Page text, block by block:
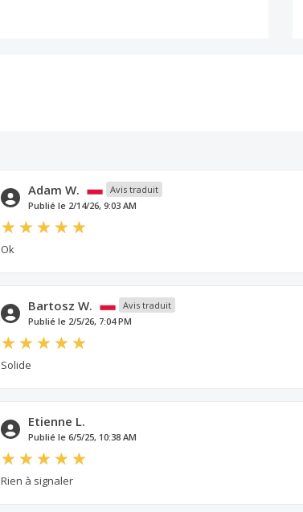
Adam W.
Avis traduit
Publié le 2/14/26, 9:03 AM
Ok
Bartosz W.
Avis traduit
Publié le 2/5/26, 7:04 PM
Solide
Etienne L.
Publié le 6/5/25, 10:38 AM
Rien à signaler